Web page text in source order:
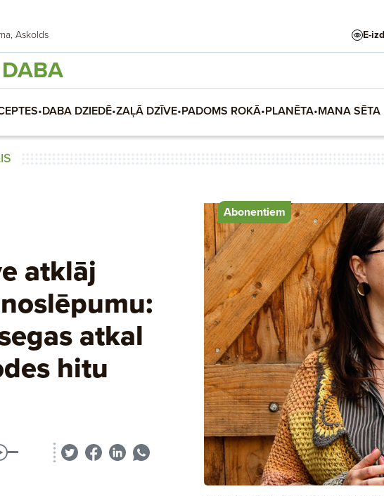
Aisma, Askolds E-
•DABA DZIEDĒ•ZAĻĀ DZĪVE•PADOMS ROKĀ•PLANĒTA•MANA SĒTA
atklāj
atkal
hitu
Abonentiem